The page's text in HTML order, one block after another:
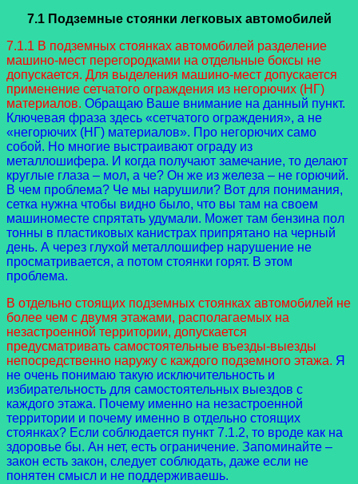
7.1 Подземные стоянки легковых автомобилей
7.1.1 В подземных стоянках автомобилей разделение
машино-мест перегородками на отдельные боксы не
допускается. Для выделения машино-мест допускается
применение сетчатого ограждения из негорючих (НГ)
материалов. Обращаю Ваше внимание на данный пункт.
Ключевая фраза здесь «сетчатого ограждения», а не
«негорючих (НГ) материалов». Про негорючих само
собой. Но многие выстраивают ограду из
металлошифера. И когда получают замечание, то делают
круглые глаза – мол, а че? Он же из железа – не горючий.
В чем проблема? Че мы нарушили? Вот для понимания,
сетка нужна чтобы видно было, что вы там на своем
машиноместе спрятать удумали. Может там бензина пол
тонны в пластиковых канистрах припрятано на черный
день. А через глухой металлошифер нарушение не
просматривается, а потом стоянки горят. В этом
проблема.
В отдельно стоящих подземных стоянках автомобилей не
более чем с двумя этажами, располагаемых на
незастроенной территории, допускается
предусматривать самостоятельные въезды-выезды
непосредственно наружу с каждого подземного этажа. Я
не очень понимаю такую исключительность и
избирательность для самостоятельных выездов с
каждого этажа. Почему именно на незастроенной
территории и почему именно в отдельно стоящих
стоянках? Если соблюдается пункт 7.1.2, то вроде как на
здоровье бы. Ан нет, есть ограничение. Запоминайте –
закон есть закон, следует соблюдать, даже если не
понятен смысл и не поддерживаешь.